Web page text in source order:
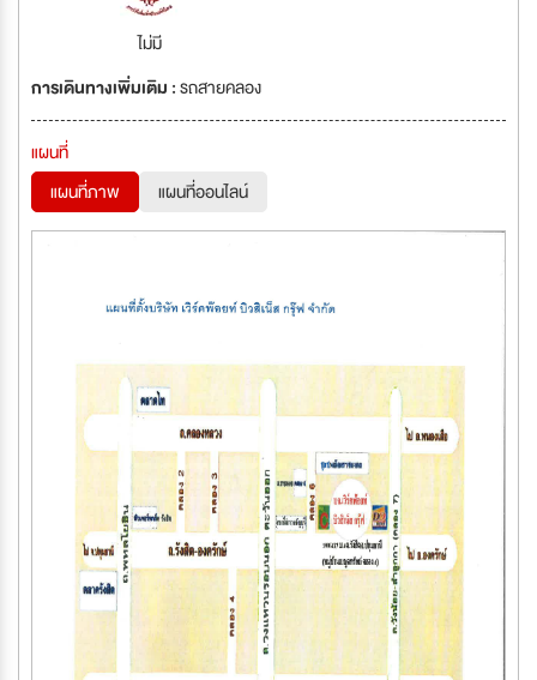
ไม่มี
การเดินทางเพิ่มเติม :รถสายคลอง
แผนที่
แผนที่ภาพ
แผนที่ออนไลน์